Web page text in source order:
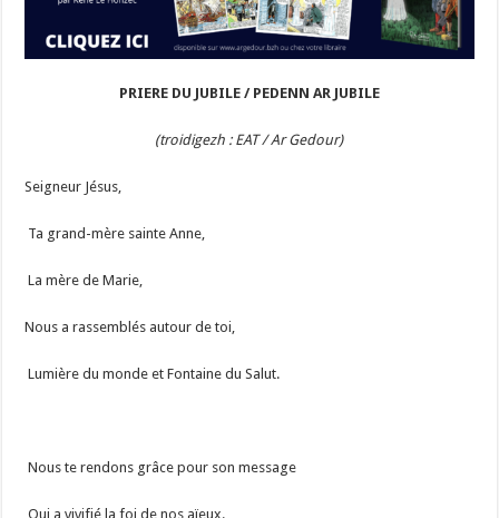
PRIERE DU JUBILE / PEDENN AR JUBILE
(troidigezh : EAT / Ar Gedour)
Seigneur Jésus,
Ta grand-mère sainte Anne,
La mère de Marie,
Nous a rassemblés autour de toi,
Lumière du monde et Fontaine du Salut.
Nous te rendons grâce pour son message
Qui a vivifié la foi de nos aïeux.